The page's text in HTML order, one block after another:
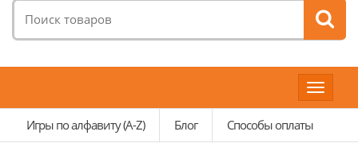
товаров:
Toggle
Игры по алфавиту (A-Z)
Блог Способы оплаты